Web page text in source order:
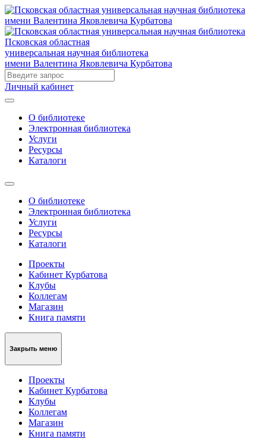
Псковская областная
универсальная научная библиотека
имени Валентина Яковлевича Курбатова
Личный кабинет
О библиотеке
Электронная библиотека
Услуги
Ресурсы
Каталоги
О библиотеке
Электронная библиотека
Услуги
Ресурсы
Каталоги
Проекты
Кабинет Курбатова
Клубы
Коллегам
Магазин
Книга памяти
Закрыть меню
Проекты
Кабинет Курбатова
Клубы
Коллегам
Магазин
Книга памяти